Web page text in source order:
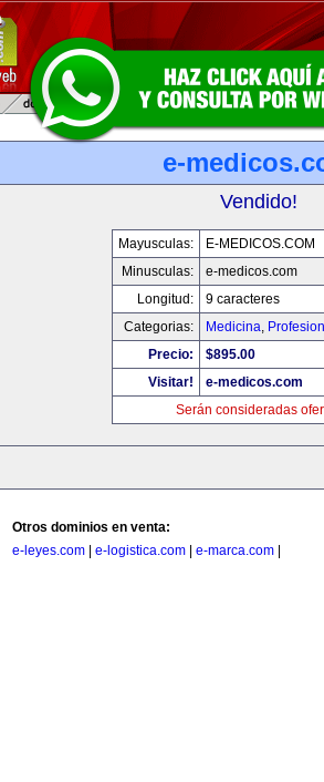
e-
Vendido!
Mayusculas:
E-MEDICOS.COM
Minusculas:
e-medicos.com
Longitud:
9 caracteres
Categorias:
Medicina,
Precio:
$895.00
Visitar!
e-medicos.com
Serán consideradas
Otros dominios en venta:
e-leyes.com
e-logistica.com e-marca.com